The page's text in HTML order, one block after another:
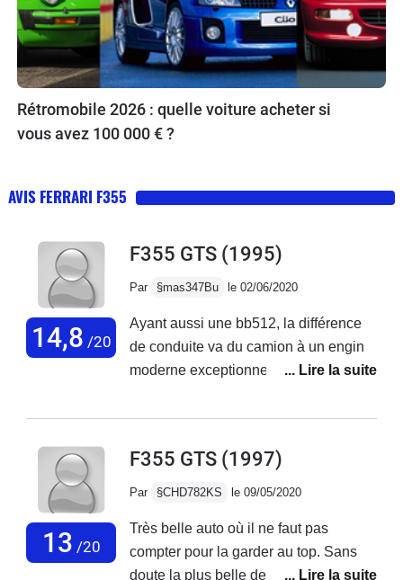
Rétromobile 2026 : quelle voiture acheter si
vous avez 100 000 € ?
AVIS FERRARI F355
14,8 /20
F355 GTS (1995)
Par §mas347Bu le 02/06/2020
Ayant aussi une bb512, la différence
de conduite va du camion à un engin
moderne exceptionneléquipé d'un pot
conduite sportive est incroyablement
accélération, freinage d'urgence et
tenue de routeElle ne m'a en
sinuosité (Alpes françaises , italiennes
ou suisses - Massif Central -
13 /20
F355 GTS (1997)
Par §CHD782KS le 09/05/2020
Très belle auto où il ne faut pas
compter pour la garder au top. Sans
doute la plus belle des Ferrari et la